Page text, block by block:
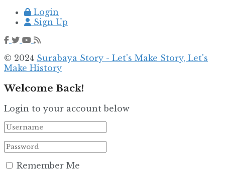
Login
Sign Up
© 2024 Surabaya Story - Let's Make Story, Let's
Make History
Welcome Back!
Login to your account below
Remember Me